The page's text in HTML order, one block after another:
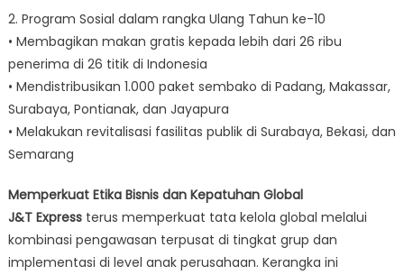
2. Program Sosial dalam rangka Ulang Tahun ke-10
• Membagikan makan gratis kepada lebih dari 26 ribu
penerima di 26 titik di Indonesia
• Mendistribusikan 1.000 paket sembako di Padang, Makassar,
Surabaya, Pontianak, dan Jayapura
• Melakukan revitalisasi fasilitas publik di Surabaya, Bekasi, dan
Semarang
Memperkuat Etika Bisnis dan Kepatuhan Global
J&T Expressterus memperkuat tata kelola global melalui
kombinasi pengawasan terpusat di tingkat grup dan
implementasi di level anak perusahaan. Kerangka ini